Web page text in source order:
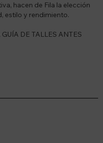
hacen de Fila la elección
estilo y rendimiento.
DE TALLES ANTES